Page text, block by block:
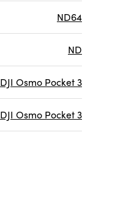
ND64
ND
DJI Osmo Pocket 3
DJI Osmo Pocket 3